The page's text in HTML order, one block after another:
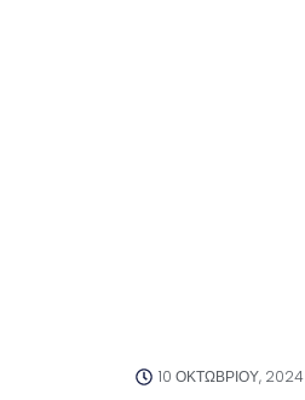
10 ΟΚΤΩΒΡΊΟΥ, 2024